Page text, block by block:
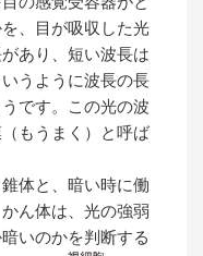
、目が吸収した光
あり、短い波長は
うように波長の長
です。この光の波
もうまく）と呼ば
体と、暗い時に働
ん体は、光の強弱
いのかを判断する